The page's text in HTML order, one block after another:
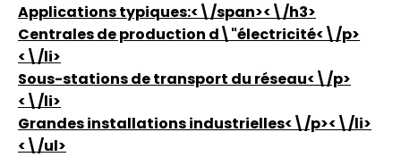
Applications typiques:<\/span><\/h3>
Centrales de production d\"électricité<\/p>
<\/li>
Sous-stations de transport du réseau<\/p>
<\/li>
Grandes installations industrielles<\/p><\/li>
<\/ul>